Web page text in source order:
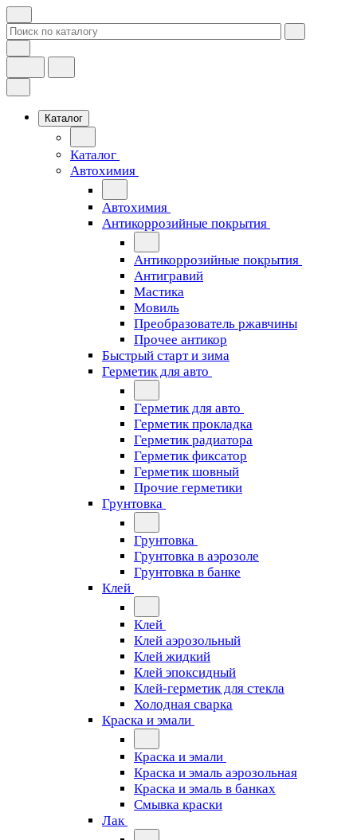
Каталог
Каталог
Автохимия
Автохимия
Антикоррозийные покрытия
Антикоррозийные покрытия
Антигравий
Мастика
Мовиль
Преобразователь ржавчины
Прочее антикор
Быстрый старт и зима
Герметик для авто
Герметик для авто
Герметик прокладка
Герметик радиатора
Герметик фиксатор
Герметик шовный
Прочие герметики
Грунтовка
Грунтовка
Грунтовка в аэрозоле
Грунтовка в банке
Клей
Клей
Клей аэрозольный
Клей жидкий
Клей эпоксидный
Клей-герметик для стекла
Холодная сварка
Краска и эмали
Краска и эмали
Краска и эмаль аэрозольная
Краска и эмаль в банках
Смывка краски
Лак